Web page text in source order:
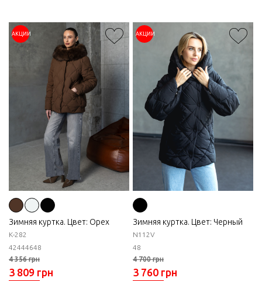
АКЦИИ
Зимняя куртка. Цвет: Орех
К-282
42444648
4 356 грн
3 809 грн
АКЦИИ
Зимняя куртка. Цвет: Черный
N112V
48
4 700 грн
3 760 грн